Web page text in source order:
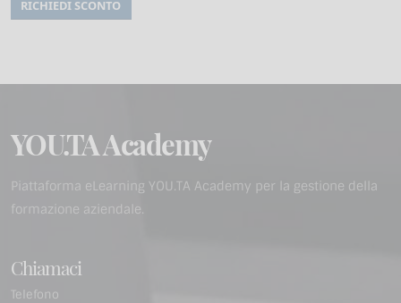
YOU.TA Academy
Piattaforma eLearning YOU.TA Academy per la gestione della
formazione aziendale.
Chiamaci
Telefono